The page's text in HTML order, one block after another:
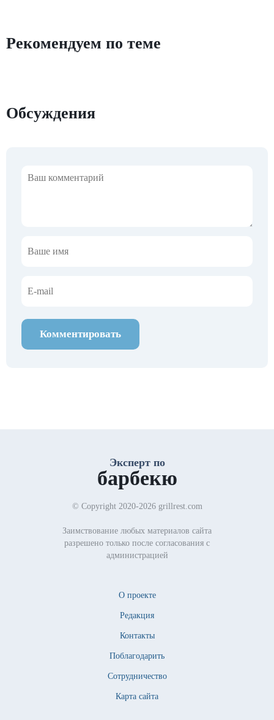
Рекомендуем по теме
Обсуждения
Комментировать
Эксперт по
барбекю
© Copyright 2020-2026 grillrest.com
Заимствование любых материалов сайта
разрешено только после согласования с
администрацией
О проекте
Редакция
Контакты
Поблагодарить
Сотрудничество
Карта сайта